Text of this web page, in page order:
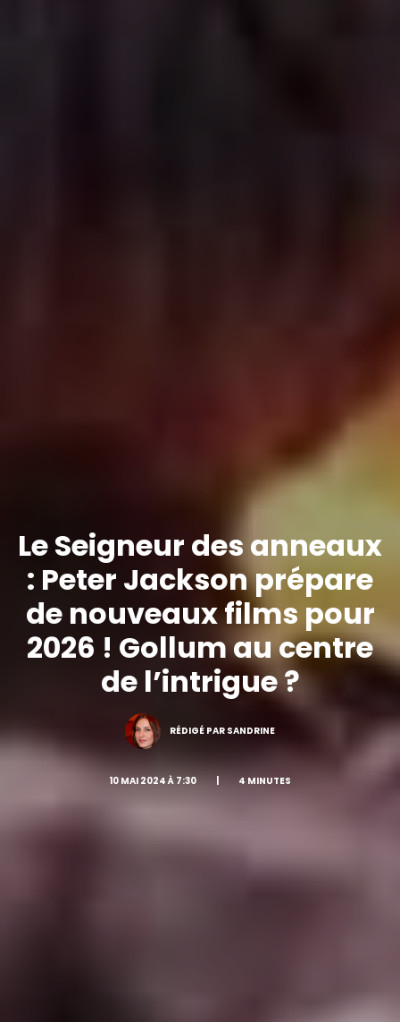
Le Seigneur des anneaux
: Peter Jackson prépare
de nouveaux films pour
2026 ! Gollum au centre
de l’intrigue ?
RÉDIGÉ PAR SANDRINE
10 MAI 2024 À 7:30 4 MINUTES